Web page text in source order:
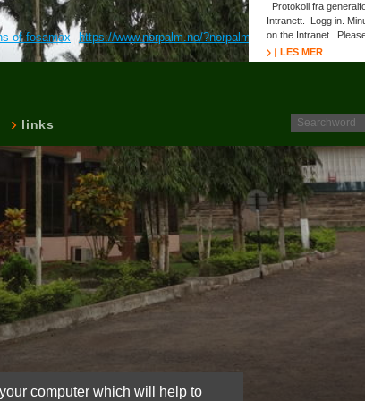
of fosamax https://www.norpalm.no/?norpalm=priligy-over-disken
links
Protokoll fra
Intranett. Logg in.
on the Intranet.
LES MER
computer which will help to